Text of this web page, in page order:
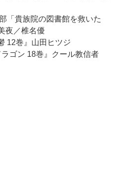
「貴族院の図書館を救いた
夜／椎名優
12巻』山田ヒツジ
ゴン 18巻』クール教信者